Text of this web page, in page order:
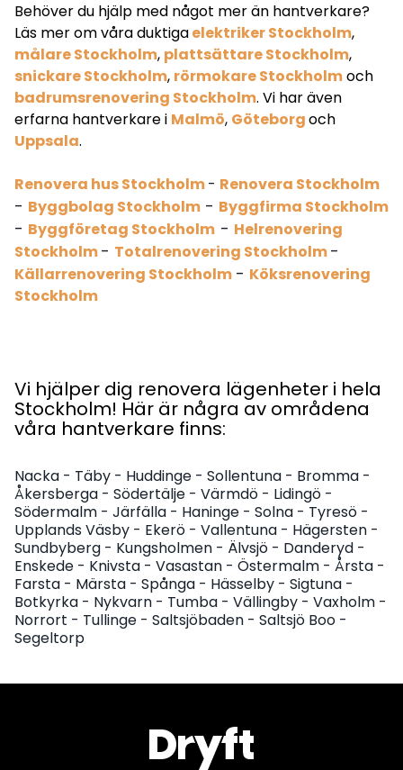
Behöver du hjälp med något mer än hantverkare?
Läs mer om våra duktigaelektriker Stockholm,
målare Stockholm, plattsättare Stockholm,
snickare Stockholm, rörmokare Stockholmoch
badrumsrenovering Stockholm. Vi har även
erfarna hantverkare i Malmö, Göteborgoch
Uppsala.
Renovera hus Stockholm- Renovera Stockholm
- Byggbolag Stockholm - Byggfirma Stockholm
- Byggföretag Stockholm - Helrenovering
Stockholm- Totalrenovering Stockholm-
Källarrenovering Stockholm - Köksrenovering
Stockholm
Vi hjälper dig renovera lägenheter i hela
Stockholm! Här är några av områdena
våra hantverkare finns:
Nacka - Täby - Huddinge - Sollentuna - Bromma -
Åkersberga - Södertälje - Värmdö - Lidingö -
Södermalm - Järfälla - Haninge - Solna - Tyresö -
Upplands Väsby - Ekerö - Vallentuna - Hägersten -
Sundbyberg - Kungsholmen - Älvsjö - Danderyd -
Enskede - Knivsta - Vasastan - Östermalm - Årsta -
Farsta - Märsta - Spånga - Hässelby - Sigtuna -
Botkyrka - Nykvarn - Tumba - Vällingby - Vaxholm -
Norrort - Tullinge - Saltsjöbaden - Saltsjö Boo -
Segeltorp